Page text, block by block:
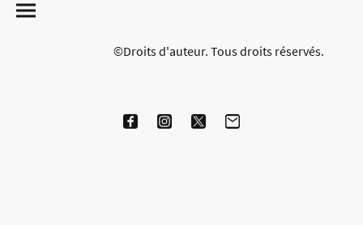
©Droits d'auteur. Tous droits réservés.